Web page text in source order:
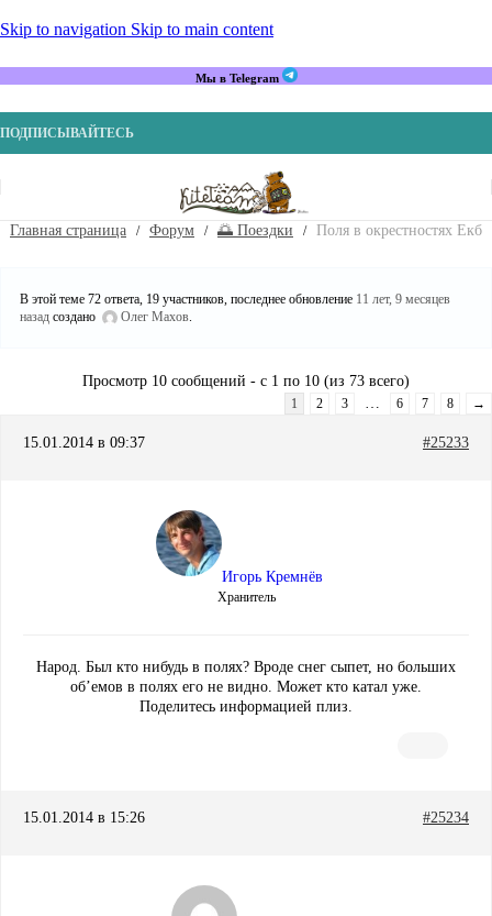
Skip to navigation Skip to main content
Мы в Telegram
ПОДПИСЫВАЙТЕСЬ
Главная страница Форум 🌅 Поездки Поля в окрестностях Екб
В этой теме 72 ответа, 19 участников, последнее обновление 11 лет, 9 месяцев
назад создано Олег Махов.
Просмотр 10 сообщений - с 1 по 10 (из 73 всего)
1 2 3 … 6 7 8 →
15.01.2014 в 09:37 #25233
Игорь Кремнёв
Хранитель
Народ. Был кто нибудь в полях? Вроде снег сыпет, но больших
об’емов в полях его не видно. Может кто катал уже.
Поделитесь информацией плиз.
15.01.2014 в 15:26 #25234